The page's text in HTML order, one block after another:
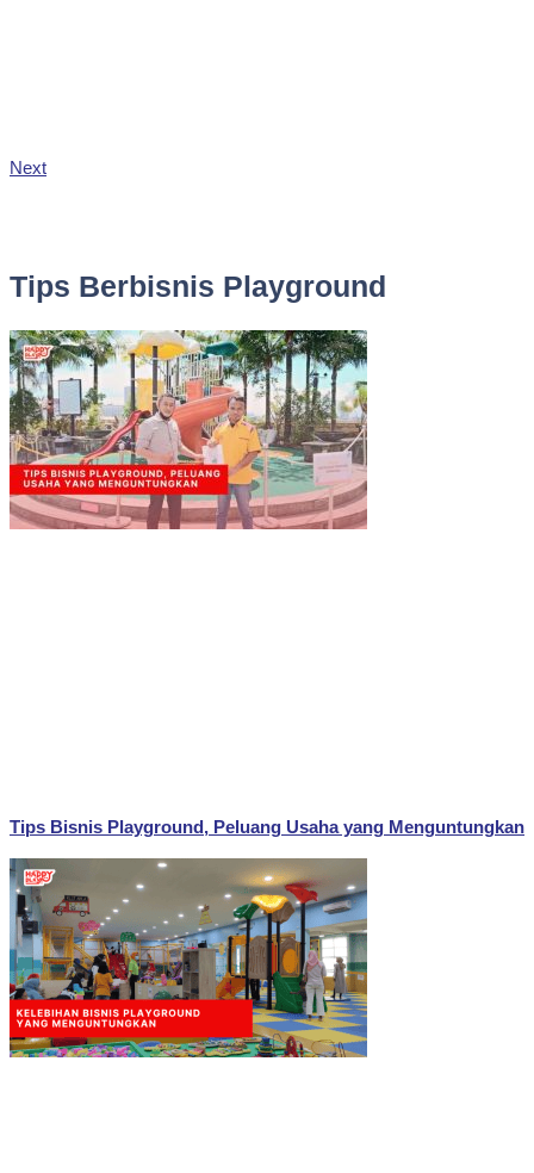
Next
Tips Berbisnis Playground
Tips Bisnis Playground, Peluang Usaha yang Menguntungkan